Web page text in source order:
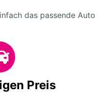
das passende Auto
Preis